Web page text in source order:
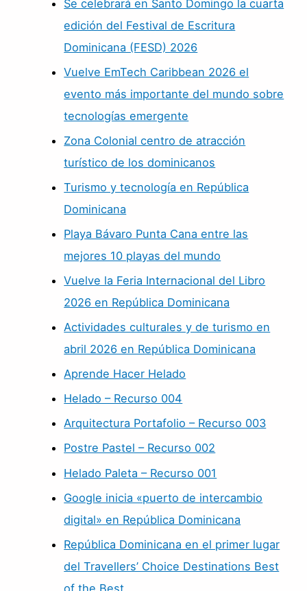
Se celebrará en Santo Domingo la cuarta
edición del Festival de Escritura
Dominicana (FESD) 2026
Vuelve EmTech Caribbean 2026 el
evento más importante del mundo sobre
tecnologías emergente
Zona Colonial centro de atracción
turístico de los dominicanos
Turismo y tecnología en República
Dominicana
Playa Bávaro Punta Cana entre las
mejores 10 playas del mundo
Vuelve la Feria Internacional del Libro
2026 en República Dominicana
Actividades culturales y de turismo en
abril 2026 en República Dominicana
Aprende Hacer Helado
Helado – Recurso 004
Arquitectura Portafolio – Recurso 003
Postre Pastel – Recurso 002
Helado Paleta – Recurso 001
Google inicia «puerto de intercambio
digital» en República Dominicana
República Dominicana en el primer lugar
del Travellers’ Choice Destinations Best
of the Best